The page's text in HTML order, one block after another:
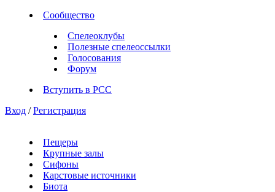
Сообщество
Спелеоклубы
Полезные спелеоссылки
Голосования
Форум
Вступить в РСС
Вход / Регистрация
Пещеры
Крупные залы
Сифоны
Карстовые источники
Биота